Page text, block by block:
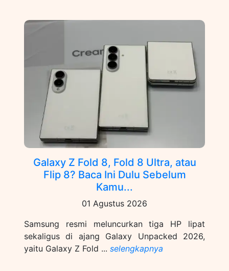
Galaxy Z Fold 8, Fold 8 Ultra, atau
Flip 8? Baca Ini Dulu Sebelum
Kamu...
01 Agustus 2026
Samsung resmi meluncurkan tiga HP lipat
sekaligus di ajang Galaxy Unpacked 2026,
yaitu Galaxy Z Fold ... selengkapnya